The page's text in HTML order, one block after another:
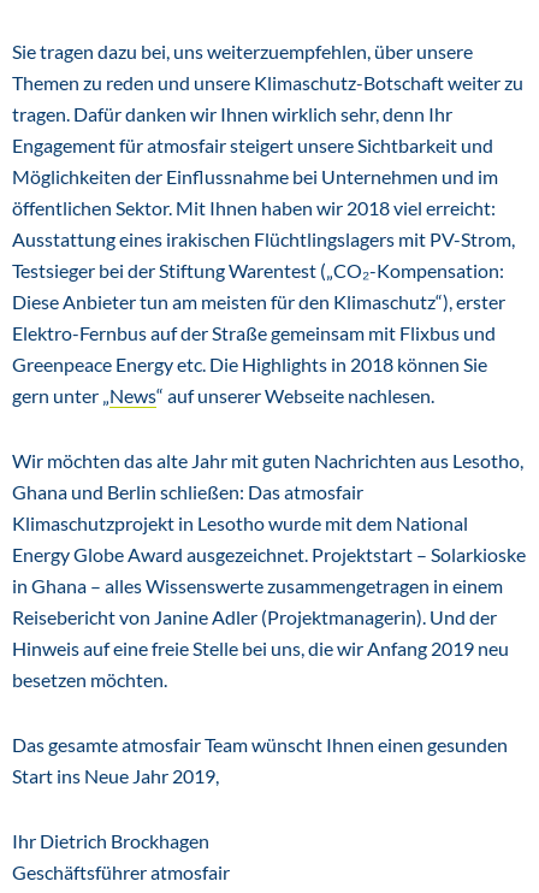
Sie tragen dazu bei, uns weiterzuempfehlen, über unsere
Themen zu reden und unsere Klimaschutz-Botschaft weiter zu
tragen. Dafür danken wir Ihnen wirklich sehr, denn Ihr
Engagement für atmosfair steigert unsere Sichtbarkeit und
Möglichkeiten der Einflussnahme bei Unternehmen und im
öffentlichen Sektor. Mit Ihnen haben wir 2018 viel erreicht:
Ausstattung eines irakischen Flüchtlingslagers mit PV-Strom,
Testsieger bei der Stiftung Warentest („CO₂-Kompensation:
Diese Anbieter tun am meisten für den Klima­schutz“), erster
Elektro-Fernbus auf der Straße gemeinsam mit Flixbus und
Greenpeace Energy etc. Die Highlights in 2018 können Sie
gern unter „News“ auf unserer Webseite nachlesen.
Wir möchten das alte Jahr mit guten Nachrichten aus Lesotho,
Ghana und Berlin schließen: Das atmosfair
Klimaschutzprojekt in Lesotho wurde mit dem National
Energy Globe Award ausgezeichnet. Projektstart – Solarkioske
in Ghana – alles Wissenswerte zusammengetragen in einem
Reisebericht von Janine Adler (Projektmanagerin). Und der
Hinweis auf eine freie Stelle bei uns, die wir Anfang 2019 neu
besetzen möchten.
Das gesamte atmosfair Team wünscht Ihnen einen gesunden
Start ins Neue Jahr 2019,
Ihr Dietrich Brockhagen
Geschäftsführer atmosfair